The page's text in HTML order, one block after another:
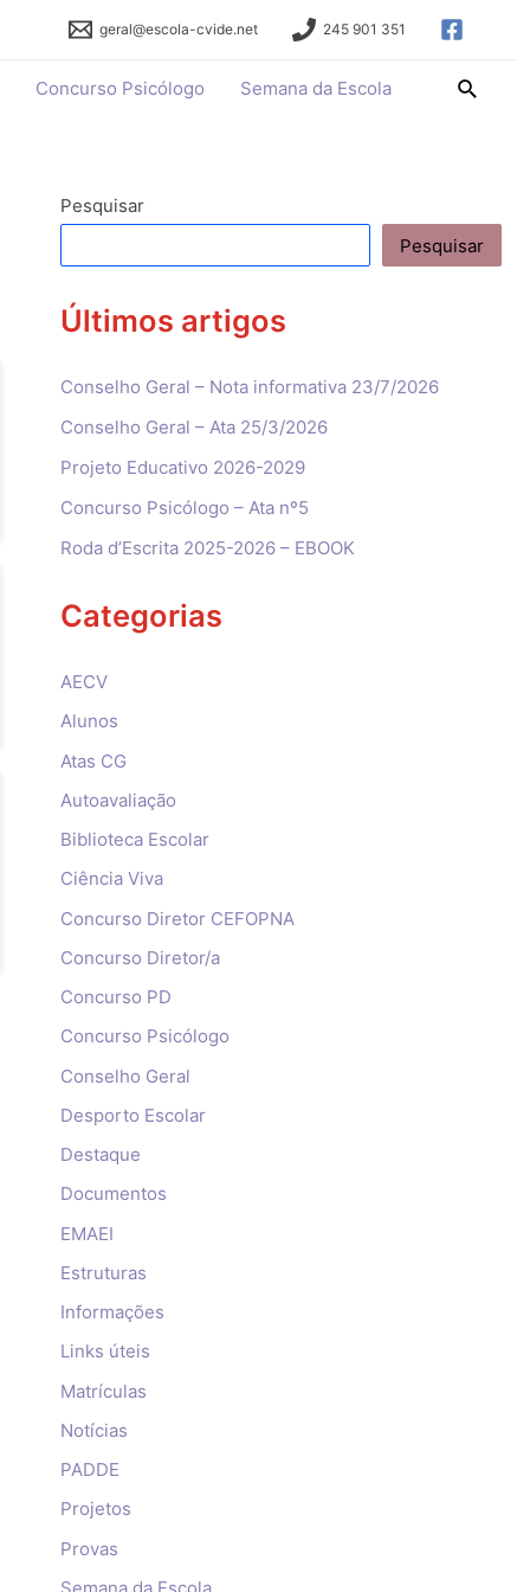
geral@escola-cvide.net 245 901 351
Concurso Psicólogo Semana da Escola
Pesquisar
Pesquisar
Últimos artigos
Conselho Geral – Nota informativa 23/7/2026
Conselho Geral – Ata 25/3/2026
Projeto Educativo 2026-2029
Concurso Psicólogo – Ata nº5
Roda d’Escrita 2025-2026 – EBOOK
Categorias
AECV
Alunos
Atas CG
Autoavaliação
Biblioteca Escolar
Ciência Viva
Concurso Diretor CEFOPNA
Concurso Diretor/a
Concurso PD
Concurso Psicólogo
Conselho Geral
Desporto Escolar
Destaque
Documentos
EMAEI
Estruturas
Informações
Links úteis
Matrículas
Notícias
PADDE
Projetos
Provas